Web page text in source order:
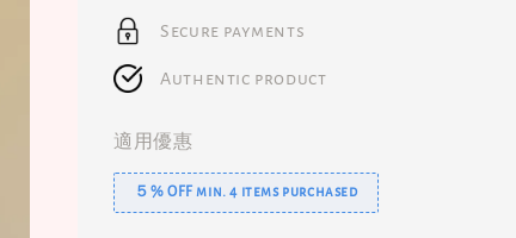
Secure payments
Authentic product
適用優惠
５% OFF min. 4 items purchased